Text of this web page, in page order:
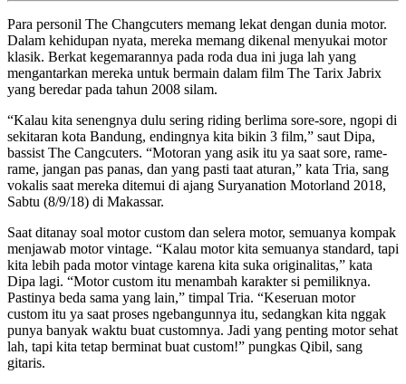
Para personil The Changcuters memang lekat dengan dunia motor.
Dalam kehidupan nyata, mereka memang dikenal menyukai motor
klasik. Berkat kegemarannya pada roda dua ini juga lah yang
mengantarkan mereka untuk bermain dalam film The Tarix Jabrix
yang beredar pada tahun 2008 silam.
“Kalau kita senengnya dulu sering riding berlima sore-sore, ngopi di
sekitaran kota Bandung, endingnya kita bikin 3 film,” saut Dipa,
bassist The Cangcuters. “Motoran yang asik itu ya saat sore, rame-
rame, jangan pas panas, dan yang pasti taat aturan,” kata Tria, sang
vokalis saat mereka ditemui di ajang Suryanation Motorland 2018,
Sabtu (8/9/18) di Makassar.
Saat ditanay soal motor custom dan selera motor, semuanya kompak
menjawab motor vintage. “Kalau motor kita semuanya standard, tapi
kita lebih pada motor vintage karena kita suka originalitas,” kata
Dipa lagi. “Motor custom itu menambah karakter si pemiliknya.
Pastinya beda sama yang lain,” timpal Tria. “Keseruan motor
custom itu ya saat proses ngebangunnya itu, sedangkan kita nggak
punya banyak waktu buat customnya. Jadi yang penting motor sehat
lah, tapi kita tetap berminat buat custom!” pungkas Qibil, sang
gitaris.